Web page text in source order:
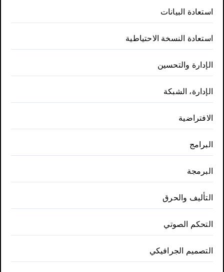
استعادة البيانات
استعادة النسخة الاحتياطية
الإدارة والتحسين
الإدارة، الشبكة
الافتراضية
البرامج
البرمجة
التأليف والحرق
التحكم الصوتي
التصميم الجرافيكي